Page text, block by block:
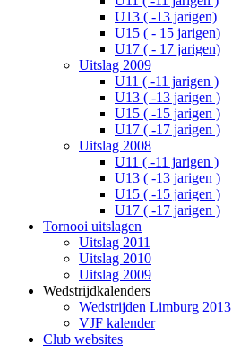
U13 ( -13 jarigen)
U15 ( - 15 jarigen)
U17 ( - 17 jarigen)
Uitslag 2009
U11 ( -11 jarigen )
U13 ( -13 jarigen )
U15 ( -15 jarigen )
U17 ( -17 jarigen )
Uitslag 2008
U11 ( -11 jarigen )
U13 ( -13 jarigen )
U15 ( -15 jarigen )
U17 ( -17 jarigen )
Tornooi uitslagen
Uitslag 2011
Uitslag 2010
Uitslag 2009
Wedstrijdkalenders
Wedstrijden Limburg 2013
VJF kalender
Club websites